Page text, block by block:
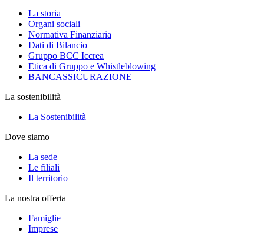
La storia
Organi sociali
Normativa Finanziaria
Dati di Bilancio
Gruppo BCC Iccrea
Etica di Gruppo e Whistleblowing
BANCASSICURAZIONE
La sostenibilità
La Sostenibilità
Dove siamo
La sede
Le filiali
Il territorio
La nostra offerta
Famiglie
Imprese